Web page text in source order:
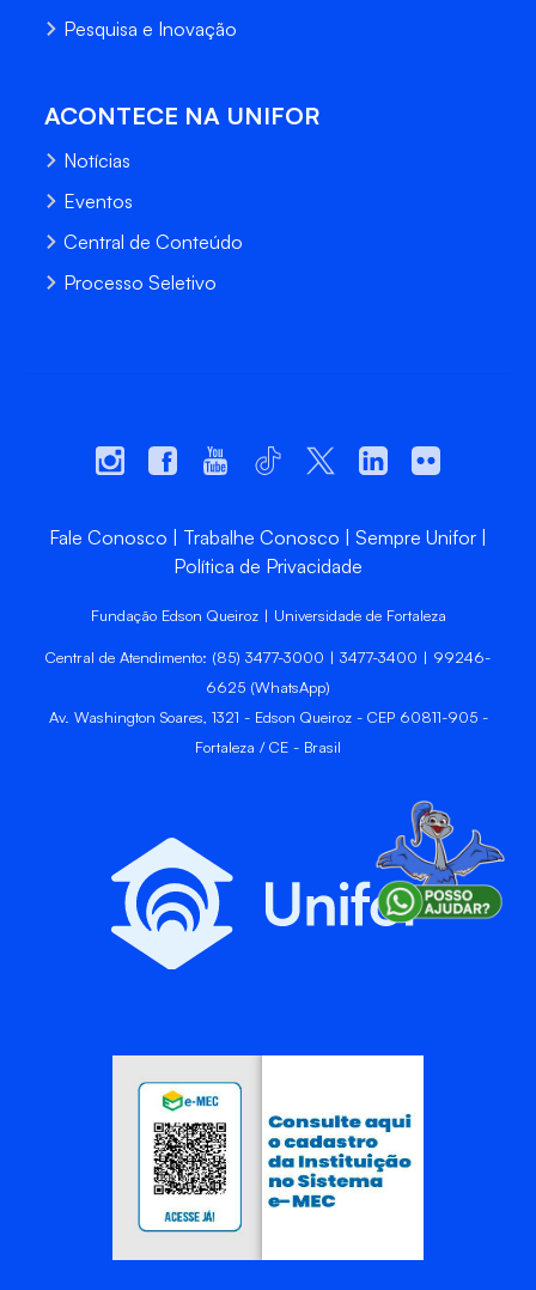
Pesquisa e Inovação
ACONTECE NA UNIFOR
Notícias
Eventos
Central de Conteúdo
Processo Seletivo
Fale Conosco Trabalhe Conosco
Sempre Unifor
Política de Privacidade
Fundação Edson Queiroz | Universidade de Fortaleza
Central de Atendimento: (85) 3477-3000 | 3477-3400 | 99246-
6625 (WhatsApp)
Av. Washington Soares, 1321 - Edson Queiroz - CEP 60811-905 -
Fortaleza / CE - Brasil